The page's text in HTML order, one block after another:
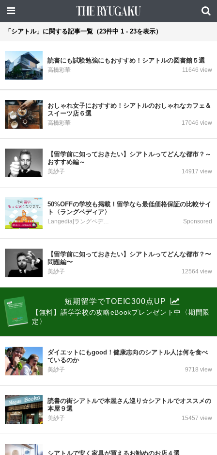
「シアトル」に関する記事一覧（23件中 1 - 23を表示）
読書にも試験勉強にもおすすめ！シアトルの図書館５選
高橋彩華 11646 view
おしゃれ女子におすすめ！シアトルのおしゃれなカフェ＆
スイーツ店６選
高橋彩華 17046 view
【留学前に知っておきたい】シアトルってどんな都市？～
おすすめ編～
美紗子 14917 view
50%OFFの学校も掲載！留学なら最低価格保証の比較サイ
ト〈ラングペディア〉
Langedia[ラングペディア] Sponsored
【留学前に知っておきたい】シアトルってどんな都市？〜
問題編〜
美紗子 12564 view
短期留学でTOEIC300点UP
【無料】語学学校の攻略eBookプレンゼント中〈期間限
定〉
ダイエットにもgood！健康志向のシアトル人は何を食べ
ているのか
美紗子 9718 view
読書の街シアトルで本屋さん巡り☆シアトルでオススメの
本屋９選
美紗子 15457 view
シアトルで安く家具が買えるお勧めのお店４選